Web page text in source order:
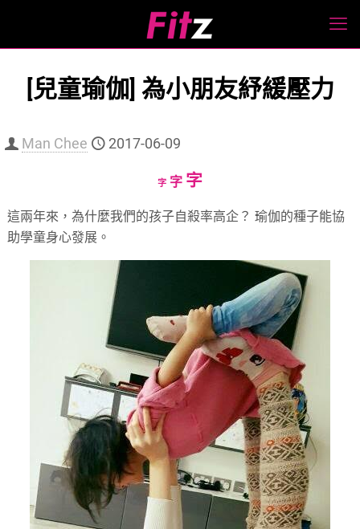
[兒童瑜伽] 為小朋友紓緩壓力
Man Chee 2017-06-09
字Decrease
size.
字Reset
size.
字Increase
size.
這兩年來，為什麼我們的孩子自殺率高企？ 瑜伽的種子能協
助學童身心發展。